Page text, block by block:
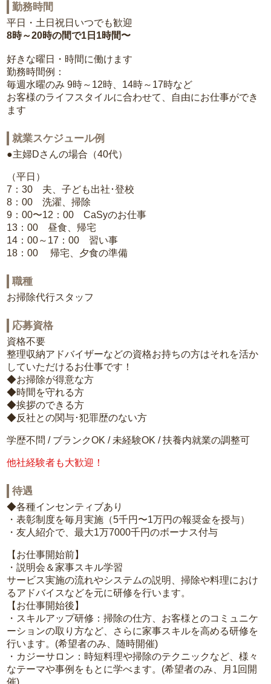
勤務時間
平日・土日祝日いつでも歓迎
8時～20時の間で1日1時間〜
好きな曜日・時間に働けます
勤務時間例：
毎週水曜のみ 9時～12時、14時～17時など
お客様のライフスタイルに合わせて、自由にお仕事ができ
ます
就業スケジュール例
●主婦Dさんの場合（40代）
（平日）
7：30 夫、子ども出社･登校
8：00 洗濯、掃除
9：00〜12：00 CaSyのお仕事
13：00 昼食、帰宅
14：00～17：00 習い事
18：00 帰宅、夕食の準備
職種
お掃除代行スタッフ
応募資格
資格不要
整理収納アドバイザーなどの資格お持ちの方はそれを活か
していただけるお仕事です！
◆お掃除が得意な方
◆時間を守れる方
◆挨拶のできる方
◆反社との関与･犯罪歴のない方
学歴不問 / ブランクOK / 未経験OK / 扶養内就業の調整可
他社経験者も大歓迎！
待遇
◆各種インセンティブあり
・表彰制度を毎月実施（5千円〜1万円の報奨金を授与）
・友人紹介で、最大1万7000千円のボーナス付与
【お仕事開始前】
・説明会＆家事スキル学習
サービス実施の流れやシステムの説明、掃除や料理におけ
るアドバイスなどを元に研修を行います。
【お仕事開始後】
・スキルアップ研修：掃除の仕方、お客様とのコミュニケ
ーションの取り方など、さらに家事スキルを高める研修を
行います。(希望者のみ、随時開催)
・カジーサロン：時短料理や掃除のテクニックなど、様々
なテーマや事例をもとに学べます。(希望者のみ、月1回開